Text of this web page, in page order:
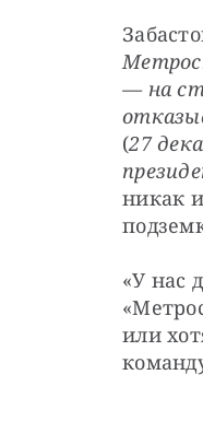
— на
(27
никак
«У нас
или